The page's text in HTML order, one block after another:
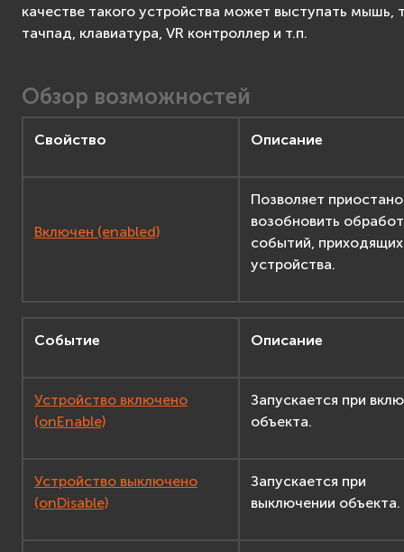
Таймер
Переключатель
Создание приложений
Advanced
качестве такого устройства может выступать мышь,
тачпад, клавиатура, VR контроллер и т.п.
Обзор возможностей
Свойство Описание
Включен (enabled)
Позволяет
возобновить
событий,
устройства.
Событие Описание
Устройство включено
(onEnable)
Запускается при
объекта.
Устройство выключено
(onDisable)
Запускается при
выключении объекта.